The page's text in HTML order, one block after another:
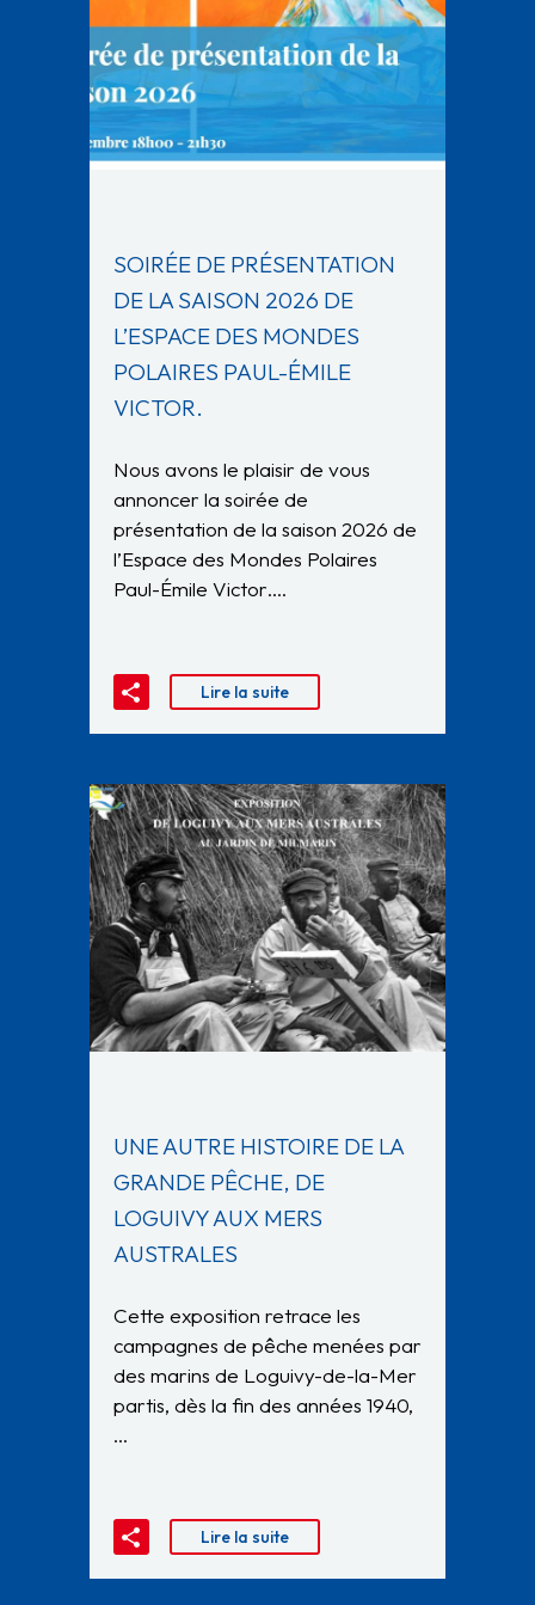
SOIRÉE DE PRÉSENTATION
DE LA SAISON 2026 DE
L’ESPACE DES MONDES
POLAIRES PAUL-ÉMILE
VICTOR.
Nous avons le plaisir de vous
annoncer la soirée de
présentation de la saison 2026 de
l’Espace des Mondes Polaires
Paul-Émile Victor….
Lire la suite
UNE AUTRE HISTOIRE DE LA
GRANDE PÊCHE, DE
LOGUIVY AUX MERS
AUSTRALES
Cette exposition retrace les
campagnes de pêche menées par
des marins de Loguivy-de-la-Mer
partis, dès la fin des années 1940,
…
Lire la suite